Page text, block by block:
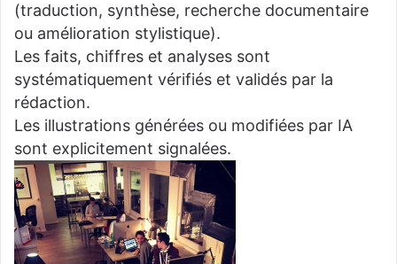
(traduction, synthèse, recherche documentaire
ou amélioration stylistique).
Les faits, chiffres et analyses sont
systématiquement vérifiés et validés par la
rédaction.
Les illustrations générées ou modifiées par IA
sont explicitement signalées.